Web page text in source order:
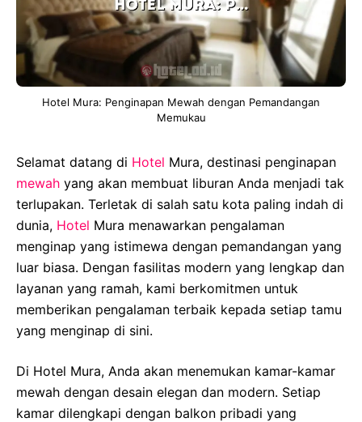
Hotel Mura: Penginapan Mewah dengan Pemandangan
Memukau
Selamat datang di Hotel Mura, destinasi penginapan
mewah yang akan membuat liburan Anda menjadi tak
terlupakan. Terletak di salah satu kota paling indah di
dunia, Hotel Mura menawarkan pengalaman
menginap yang istimewa dengan pemandangan yang
luar biasa. Dengan fasilitas modern yang lengkap dan
layanan yang ramah, kami berkomitmen untuk
memberikan pengalaman terbaik kepada setiap tamu
yang menginap di sini.
Di Hotel Mura, Anda akan menemukan kamar-kamar
mewah dengan desain elegan dan modern. Setiap
kamar dilengkapi dengan balkon pribadi yang